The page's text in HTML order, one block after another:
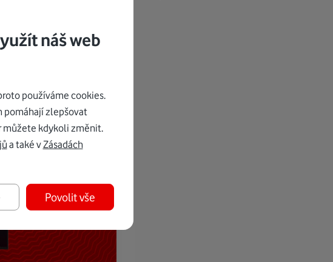
náš web
používáme cookies.
pomáhají zlepšovat
můžete kdykoli změnit.
a také vZásadách
Povolit vše